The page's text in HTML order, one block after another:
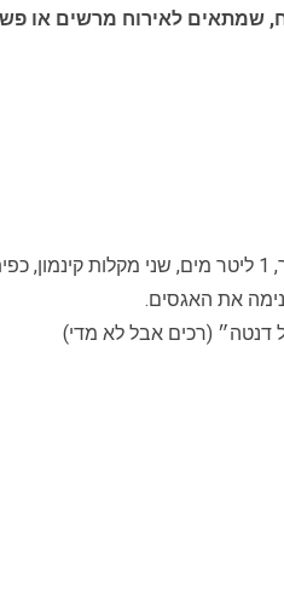
שמתאים לאירוח מרשים או
את האגסים.
(רכים אבל לא מדי)